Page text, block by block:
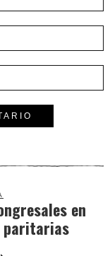
en
paritarias